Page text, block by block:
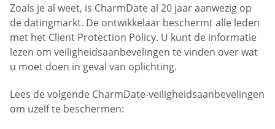
Zoals je al weet, is CharmDate al 20 jaar aanwezig op
de datingmarkt. De ontwikkelaar beschermt alle leden
met het Client Protection Policy. U kunt de informatie
lezen om veiligheidsaanbevelingen te vinden over wat
u moet doen in geval van oplichting.
Lees de volgende CharmDate-veiligheidsaanbevelingen
om uzelf te beschermen: